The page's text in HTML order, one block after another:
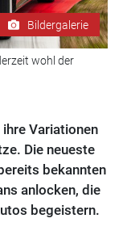
Bildergalerie
wohl der
Variationen
Die neueste
bekannten
anlocken, die
begeistern.